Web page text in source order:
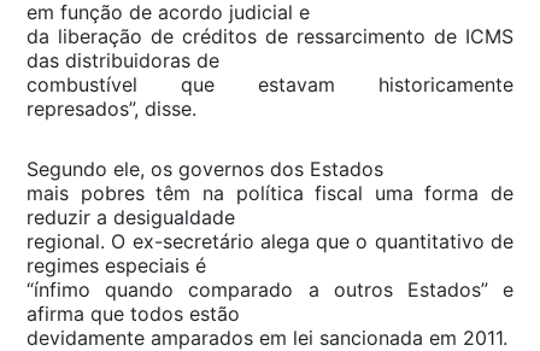
em função de acordo judicial e
da liberação de créditos de ressarcimento de ICMS
das distribuidoras de
combustível que estavam historicamente
represados”, disse.
Segundo ele, os governos dos Estados
mais pobres têm na política fiscal uma forma de
reduzir a desigualdade
regional. O ex-secretário alega que o quantitativo de
regimes especiais é
“ínfimo quando comparado a outros Estados” e
afirma que todos estão
devidamente amparados em lei sancionada em 2011.